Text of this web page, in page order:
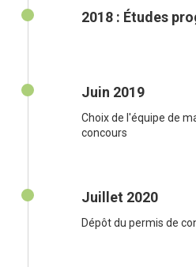
2018 : Études
Juin 2019
Choix de l'équipe de
concours
Juillet 2020
Dépôt du permis de